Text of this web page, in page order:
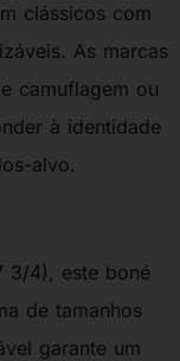
clássicos com
As marcas
camuflagem ou
à identidade
alvo.
3/4), este boné
de tamanhos
garante um